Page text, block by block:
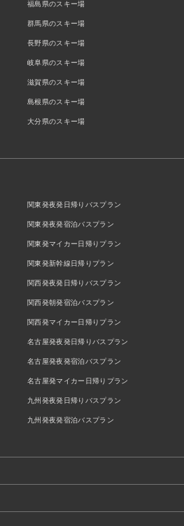
福島県のスキー場
群馬県のスキー場
長野県のスキー場
岐阜県のスキー場
滋賀県のスキー場
島根県のスキー場
大分県のスキー場
関東発夜発日帰りバスプラン
関東発夜発宿泊バスプラン
関東発マイカー日帰りプラン
関東発新幹線日帰りプラン
関西発夜発日帰りバスプラン
関西発朝発宿泊バスプラン
関西発マイカー日帰りプラン
名古屋発夜発日帰りバスプラン
名古屋発夜発宿泊バスプラン
名古屋発マイカー日帰りプラン
九州発夜発日帰りバスプラン
九州発夜発宿泊バスプラン